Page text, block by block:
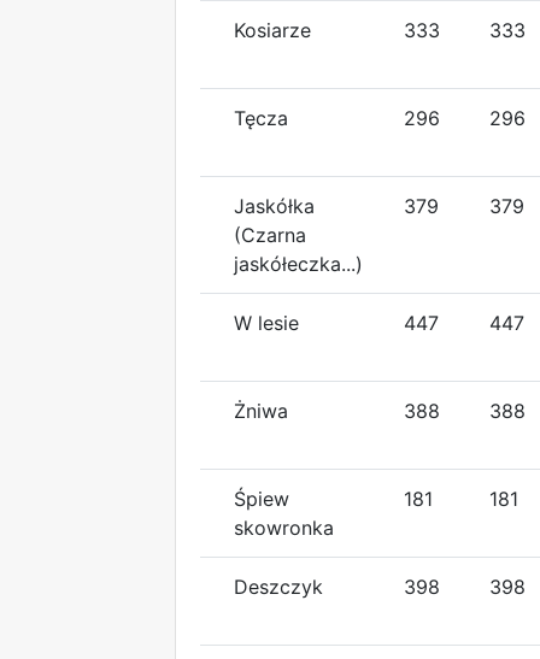
Kosiarze 333 333
Tęcza 296 296
Jaskółka
(Czarna
jaskółeczka...)
379 379
W lesie 447 447
Żniwa 388 388
Śpiew
skowronka
181 181
Deszczyk 398 398